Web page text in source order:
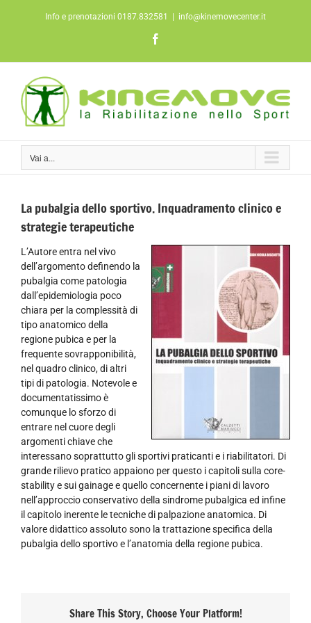
Info e prenotazioni 0187.832581 info@kinemovecenter.it
Vai a...
La pubalgia dello sportivo. Inquadramento clinico e
strategie terapeutiche
L’Autore entra nel vivo
dell’argomento definendo la
pubalgia come patologia
dall’epidemiologia poco
chiara per la complessità di
tipo anatomico della
regione pubica e per la
frequente sovrapponibilità,
nel quadro clinico, di altri
tipi di patologia. Notevole e
documentatissimo è
comunque lo sforzo di
entrare nel cuore degli
argomenti chiave che
interessano soprattutto gli sportivi praticanti e i riabilitatori. Di
grande rilievo pratico appaiono per questo i capitoli sulla core-
stability e sui gainage e quello concernente i piani di lavoro
nell’approccio conservativo della sindrome pubalgica ed infine
il capitolo inerente le tecniche di palpazione anatomica. Di
valore didattico assoluto sono la trattazione specifica della
pubalgia dello sportivo e l’anatomia della regione pubica.
Share This Story, Choose Your Platform!